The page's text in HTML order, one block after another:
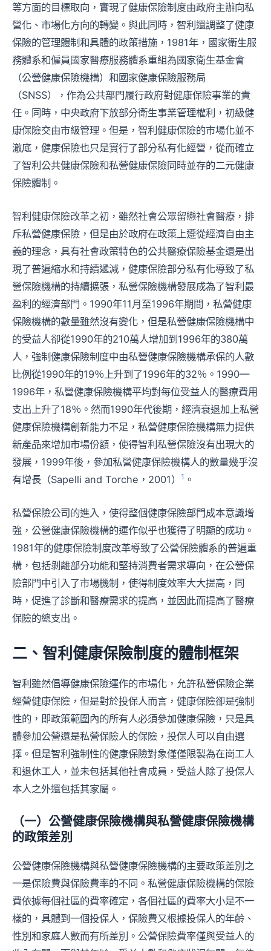
等方面的目標取向，實現了健康保險制度由政府主辦向私
營化、市場化方向的轉變。與此同時，智利還調整了健康
保險的管理體制和具體的政策措施，1981年，國家衛生服
務體系和僱員國家醫療服務體系重組為國家衛生基金會
（公營健康保險機構）和國家健康保險服務局
（SNSS），作為公共部門履行政府對健康保險事業的責
任。同時，中央政府下放部分衛生事業管理權利，初級健
康保險交由市級管理。但是，智利健康保險的市場化並不
澈底，健康保險也只是實行了部分私有化經營，從而確立
了智利公共健康保險和私營健康保險同時並存的二元健康
保險體制。
智利健康保險改革之初，雖然社會公眾留戀社會醫療，排
斥私營健康保險，但是由於政府在政策上遵從經濟自由主
義的理念，具有社會政策特色的公共醫療保險基金還是出
現了普遍縮水和持續遞減，健康保險部分私有化導致了私
營保險機構的持續擴張，私營保險機構發展成為了智利最
盈利的經濟部門。1990年11月至1996年期間，私營健康
保險機構的數量雖然沒有變化，但是私營健康保險機構中
的受益人卻從1990年的210萬人增加到1996年的380萬
人，強制健康保險制度中由私營健康保險機構承保的人數
比例從1990年的19％上升到了1996年的32％。1990—
1996年，私營健康保險機構平均對每位受益人的醫療費用
支出上升了18％。然而1990年代後期，經濟衰退加上私營
健康保險機構創新能力不足，私營健康保險機構無力提供
新產品來增加市場份額，使得智利私營保險沒有出現大的
發展，1999年後，參加私營健康保險機構人的數量幾乎沒
有增長（Sapelli and Torche，2001）
1 。
私營保險公司的進入，使得整個健康保險部門成本意識增
強，公營健康保險機構的運作似乎也獲得了明顯的成功。
1981年的健康保險制度改革導致了公營保險體系的普遍重
構，包括剝離部分功能和堅持消費者需求導向，在公營保
險部門中引入了市場機制，使得制度效率大大提高，同
時，促進了診斷和醫療需求的提高，並因此而提高了醫療
保險的總支出。
二、智利健康保險制度的體制框架
智利雖然倡導健康保險運作的市場化，允許私營保險企業
經營健康保險，但是對於投保人而言，健康保險卻是強制
性的，即政策範圍內的所有人必須參加健康保險，只是具
體參加公營還是私營保險人的保險，投保人可以自由選
擇。但是智利強制性的健康保險對象僅僅限製為在崗工人
和退休工人，並未包括其他社會成員，受益人除了投保人
本人之外還包括其家屬。
（一）公營健康保險機構與私營健康保險機構
的政策差別
公營健康保險機構與私營健康保險機構的主要政策差別之
一是保險費與保險費率的不同。私營健康保險機構的保險
費依據每個社區的費率確定，各個社區的費率大小是不一
樣的，具體到一個投保人，保險費又根據投保人的年齡、
性別和家庭人數而有所差別。公營保險費率僅與受益人的